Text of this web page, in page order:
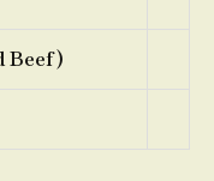
Beef)